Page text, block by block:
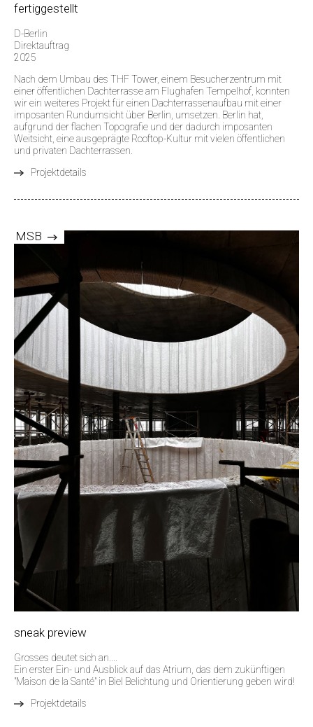
fertiggestellt
D-Berlin
Direktauftrag
2025
Nach dem Umbau des THF Tower, einem Besucherzentrum mit
einer öffentlichen Dachterrasse am Flughafen Tempelhof, konnten
wir ein weiteres Projekt für einen Dachterrassenaufbau mit einer
imposanten Rundumsicht über Berlin, umsetzen. Berlin hat,
aufgrund der flachen Topografie und der dadurch imposanten
Weitsicht, eine ausgeprägte Rooftop-Kultur mit vielen öffentlichen
und privaten Dachterrassen.
Projektdetails
MSB
sneak preview
Grosses deutet sich an....
Ein erster Ein- und Ausblick auf das Atrium, das dem zukünftigen
"Maison de la Santé" in Biel Belichtung und Orientierung geben wird!
Projektdetails